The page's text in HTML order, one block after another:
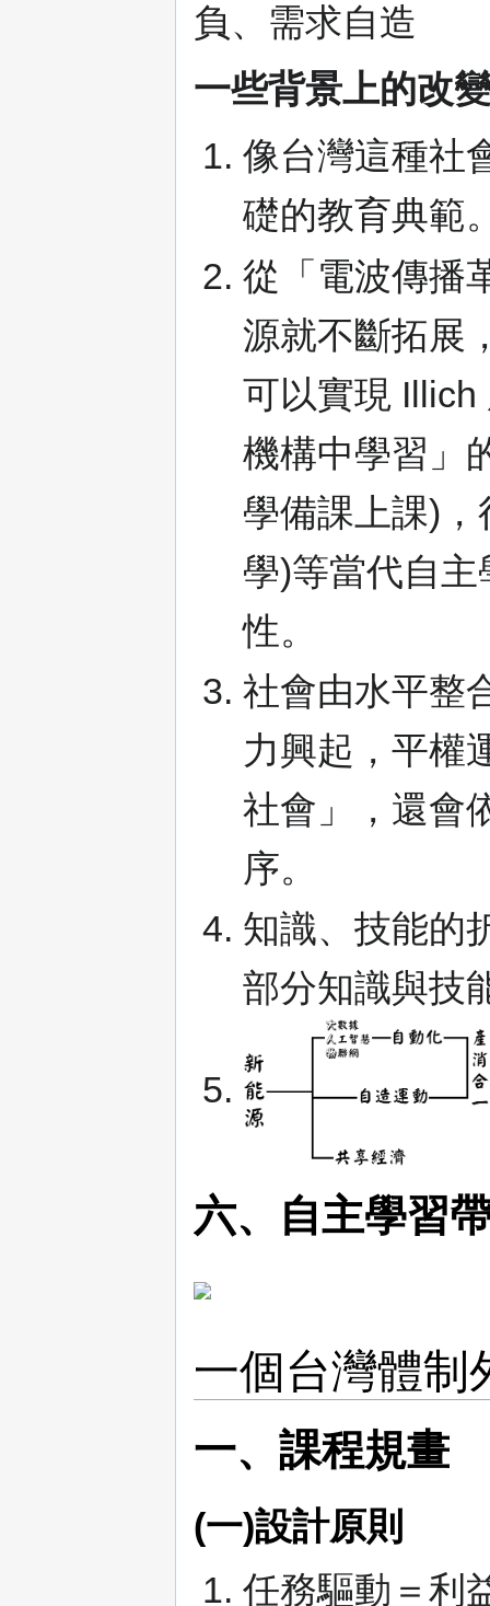
負、需求自造
一些背景上的改
像台灣這種社
礎的教育典範
從「電波傳播
源就不斷拓展
可以實現 Illich
機構中學習」
學備課上課)
學)等當代自
性。
社會由水平整
力興起，平權
社會」，還會
序。
知識、技能的
部分知識與技
六、自主學習
一個台灣體制
一、課程規畫
(一)設計原則
任務驅動＝利